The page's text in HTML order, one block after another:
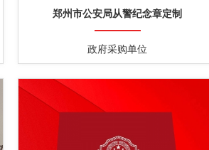
郑州市公安局从警纪念章定制
政府采购单位